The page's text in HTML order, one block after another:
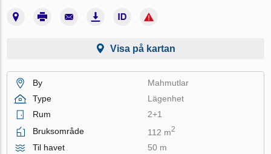
Visa på kartan
By
Mahmutlar
Type
Lägenhet
Rum
2+1
Bruksområde
112 m2
Til havet
50 m